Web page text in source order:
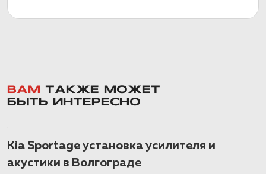
ВАМ
ТАКЖЕ МОЖЕТ
БЫТЬ ИНТЕРЕСНО
Kia Sportage установка усилителя и
акустики в Волгограде